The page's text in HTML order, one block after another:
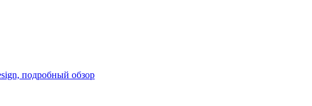
подробный обзор